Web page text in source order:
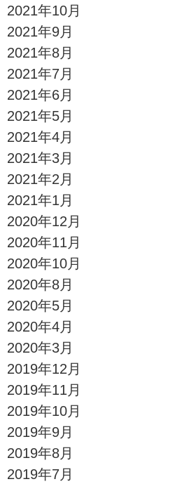
2021年10月
2021年9月
2021年8月
2021年7月
2021年6月
2021年5月
2021年4月
2021年3月
2021年2月
2021年1月
2020年12月
2020年11月
2020年10月
2020年8月
2020年5月
2020年4月
2020年3月
2019年12月
2019年11月
2019年10月
2019年9月
2019年8月
2019年7月